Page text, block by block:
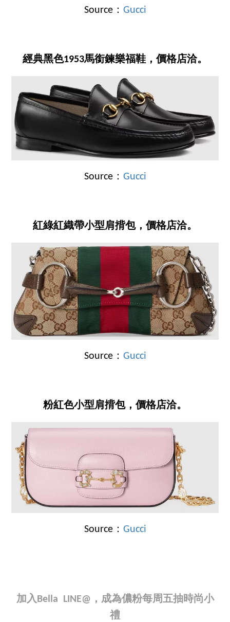
Source： Gucci
經典黑色1953馬銜鍊樂福鞋，價格店洽。
Source： Gucci
紅綠紅織帶小型肩揹包，價格店洽。
Source： Gucci
粉紅色小型肩揹包，價格店洽。
Source： Gucci
加入Bella LINE@，成為儂粉每周五抽時尚小
禮